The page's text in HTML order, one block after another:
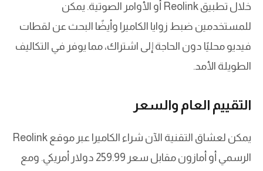
خلال تطبيق Reolink أو الأوامر الصوتية. يمكن
للمستخدمين ضبط زوايا الكاميرا وأيضًا البحث عن لقطات
فيديو محليًا دون الحاجة إلى اشتراك، مما يوفر في التكاليف
الطويلة الأمد.
التقييم العام والسعر
يمكن لعشاق التقنية الآن شراء الكاميرا عبر موقع Reolink
الرسمي أو أمازون مقابل سعر 259.99 دولار أمريكي. ومع